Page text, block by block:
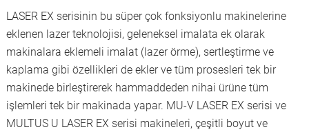
LASER EX serisinin bu süper çok fonksiyonlu makinelerine
eklenen lazer teknolojisi, geleneksel imalata ek olarak
makinalara eklemeli imalat (lazer örme), sertleştirme ve
kaplama gibi özellikleri de ekler ve tüm prosesleri tek bir
makinede birleştirerek hammaddeden nihai ürüne tüm
işlemleri tek bir makinada yapar. MU-V LASER EX serisi ve
MULTUS U LASER EX serisi makineleri, çeşitli boyut ve